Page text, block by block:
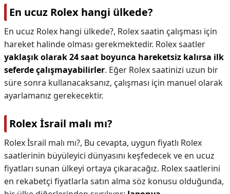
En ucuz Rolex hangi ülkede?
En ucuz Rolex hangi ülkede?, Rolex saatin çalışması için
hareket halinde olması gerekmektedir. Rolex saatler
yaklaşık olarak 24 saat boyunca hareketsiz kalırsa ilk
seferde çalışmayabilirler. Eğer Rolex saatinizi uzun bir
süre sonra kullanacaksanız, çalışması için manuel olarak
ayarlamanız gerekecektir.
Rolex İsrail malı mı?
Rolex İsrail malı mı?, Bu cevapta, uygun fiyatlı Rolex
saatlerinin büyüleyici dünyasını keşfedecek ve en ucuz
fiyatları sunan ülkeyi ortaya çıkaracağız. Rolex saatlerini
en rekabetçi fiyatlarla satın alma söz konusu olduğunda,